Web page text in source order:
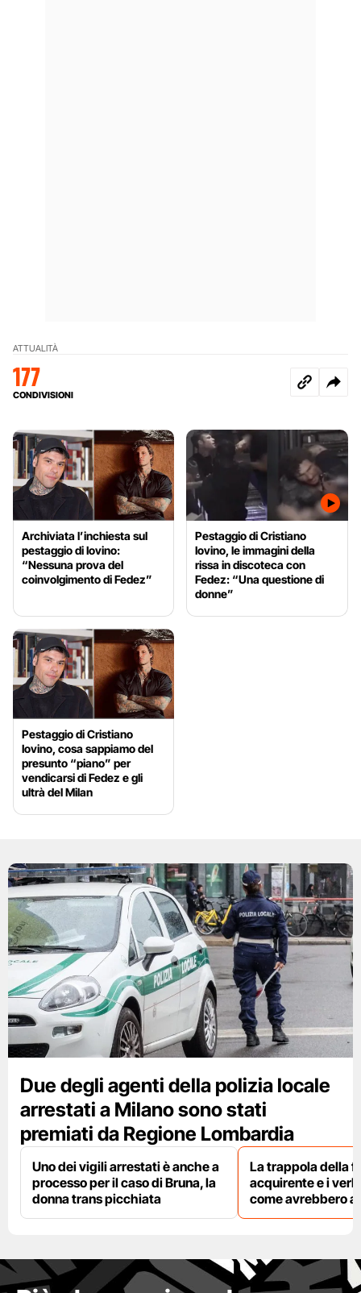
ATTUALITÀ
177
CONDIVISIONI
Archiviata l’inchiesta sul
pestaggio di Iovino:
“Nessuna prova del
coinvolgimento di Fedez”
Pestaggio di Cristiano
Iovino, le immagini della
rissa in discoteca con
Fedez: “Una questione di
donne”
Pestaggio di Cristiano
Iovino, cosa sappiamo del
presunto “piano” per
vendicarsi di Fedez e gli
ultrà del Milan
Due degli agenti della polizia locale
arrestati a Milano sono stati
premiati da Regione Lombardia
Uno dei vigili arrestati è anche a
processo per il caso di Bruna, la
donna trans picchiata
La trappola della
acquirente e i
come avrebbero